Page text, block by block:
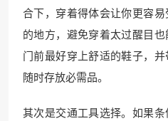
合下，穿着得体会让你更容
的地方，避免穿着太过醒目
门前最好穿上舒适的鞋子，
随时存放必需品。
其次是交通工具选择。如果